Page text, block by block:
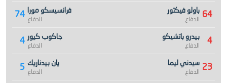
74 فرانسيسكو مورا
الدفاع
4 جاكوب كيور
الدفاع
5 يان بيدناريك
الدفاع
64 باولو فيكتور
الدفاع
4 بيدرو باتشيكو
الدفاع
23 سيدني ليما
الدفاع